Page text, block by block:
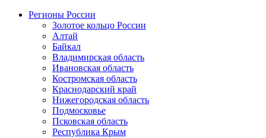
Регионы России
Золотое кольцо России
Алтай
Байкал
Владимирская область
Ивановская область
Костромская область
Краснодарский край
Нижегородская область
Подмосковье
Псковская область
Республика Крым